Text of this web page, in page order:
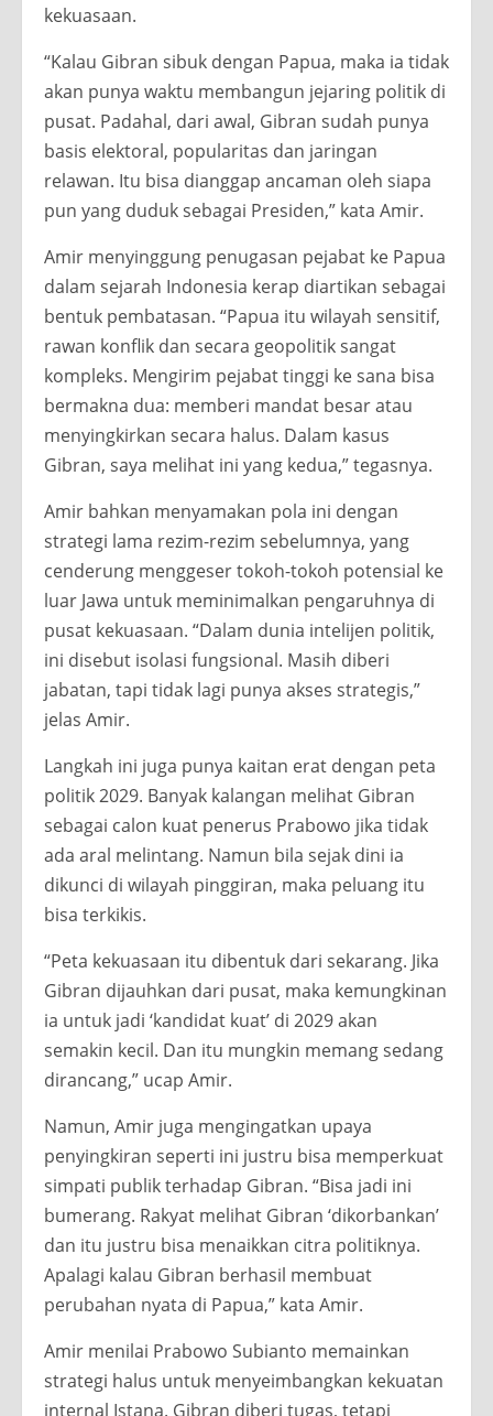
kekuasaan.
“Kalau Gibran sibuk dengan Papua, maka ia tidak
akan punya waktu membangun jejaring politik di
pusat. Padahal, dari awal, Gibran sudah punya
basis elektoral, popularitas dan jaringan
relawan. Itu bisa dianggap ancaman oleh siapa
pun yang duduk sebagai Presiden,” kata Amir.
Amir menyinggung penugasan pejabat ke Papua
dalam sejarah Indonesia kerap diartikan sebagai
bentuk pembatasan. “Papua itu wilayah sensitif,
rawan konflik dan secara geopolitik sangat
kompleks. Mengirim pejabat tinggi ke sana bisa
bermakna dua: memberi mandat besar atau
menyingkirkan secara halus. Dalam kasus
Gibran, saya melihat ini yang kedua,” tegasnya.
Amir bahkan menyamakan pola ini dengan
strategi lama rezim-rezim sebelumnya, yang
cenderung menggeser tokoh-tokoh potensial ke
luar Jawa untuk meminimalkan pengaruhnya di
pusat kekuasaan. “Dalam dunia intelijen politik,
ini disebut isolasi fungsional. Masih diberi
jabatan, tapi tidak lagi punya akses strategis,”
jelas Amir.
Langkah ini juga punya kaitan erat dengan peta
politik 2029. Banyak kalangan melihat Gibran
sebagai calon kuat penerus Prabowo jika tidak
ada aral melintang. Namun bila sejak dini ia
dikunci di wilayah pinggiran, maka peluang itu
bisa terkikis.
“Peta kekuasaan itu dibentuk dari sekarang. Jika
Gibran dijauhkan dari pusat, maka kemungkinan
ia untuk jadi ‘kandidat kuat’ di 2029 akan
semakin kecil. Dan itu mungkin memang sedang
dirancang,” ucap Amir.
Namun, Amir juga mengingatkan upaya
penyingkiran seperti ini justru bisa memperkuat
simpati publik terhadap Gibran. “Bisa jadi ini
bumerang. Rakyat melihat Gibran ‘dikorbankan’
dan itu justru bisa menaikkan citra politiknya.
Apalagi kalau Gibran berhasil membuat
perubahan nyata di Papua,” kata Amir.
Amir menilai Prabowo Subianto memainkan
strategi halus untuk menyeimbangkan kekuatan
internal Istana. Gibran diberi tugas, tetapi